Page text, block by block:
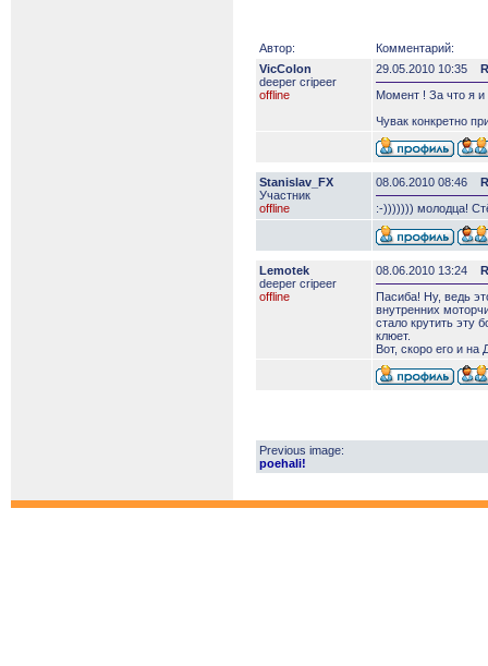
Автор:
Комментарий:
VicColon
deeper сripeer
offline
29.05.2010 10:35
Момент ! За что я
Чувак конкретно
Stanislav_FX
Участник
offline
08.06.2010 08:46
:-))))))) молодца!
Lemotek
deeper сripeer
offline
08.06.2010 13:24
Пасиба! Ну, ведь
внутренних
стало крутить эту
клюет.
Вот, скоро его и
Previous image:
poehali!